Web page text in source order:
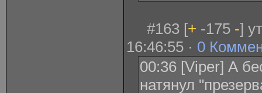
#163 [+ -175 -]
16:46:55 · 0
00:36 [Viper] А
натянул